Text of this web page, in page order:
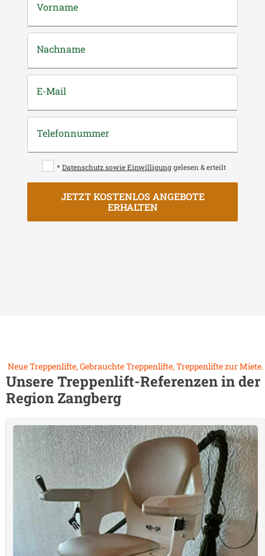
Vorname
Nachname
E-Mail
Telefonnummer
* Datenschutz sowie Einwilligung gelesen & erteilt
JETZT KOSTENLOS ANGEBOTE
ERHALTEN
Neue Treppenlifte, Gebrauchte Treppenlifte, Treppenlifte zur Miete.
Unsere Treppenlift-Referenzen in der
RegionZangberg